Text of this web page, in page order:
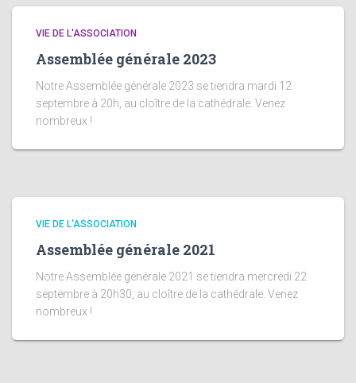
VIE DE L'ASSOCIATION
Assemblée générale 2023
Notre Assemblée générale 2023 se tiendra mardi 12
septembre à 20h, au cloître de la cathédrale. Venez
nombreux !
VIE DE L'ASSOCIATION
Assemblée générale 2021
Notre Assemblée générale 2021 se tiendra mercredi 22
septembre à 20h30, au cloître de la cathédrale. Venez
nombreux !